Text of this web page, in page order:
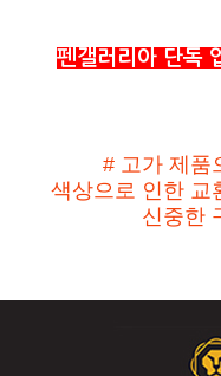
펜갤러리아 단독
# 고가 제품
색상으로 인한 교
신중한